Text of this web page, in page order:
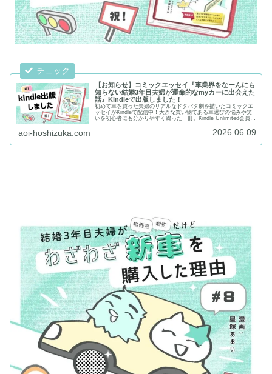
【お知らせ】コミックエッセイ『車業界をなーんにも
知らない結婚3年目夫婦が運命的なmyカーに出会えた
話』Kindleで出版しました！
初めて車を買った夫婦のリアルなドタバタ劇を描いたコミックエ
ッセイがKindleで配信中！大きな買い物である車選びの悩みや笑
いを初心者にも分かりやすく綴った一冊。Kindle Unlimited会員様
ポートフォリオサイト兼お絵描き情報ブログです
aoi-hoshizuka.com 2026.06.09